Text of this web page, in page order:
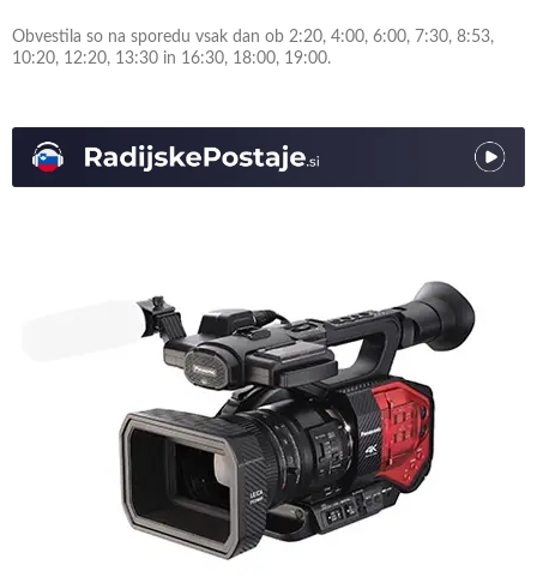
Obvestila so na sporedu vsak dan ob 2:20, 4:00, 6:00, 7:30, 8:53,
10:20, 12:20, 13:30 in 16:30, 18:00, 19:00.